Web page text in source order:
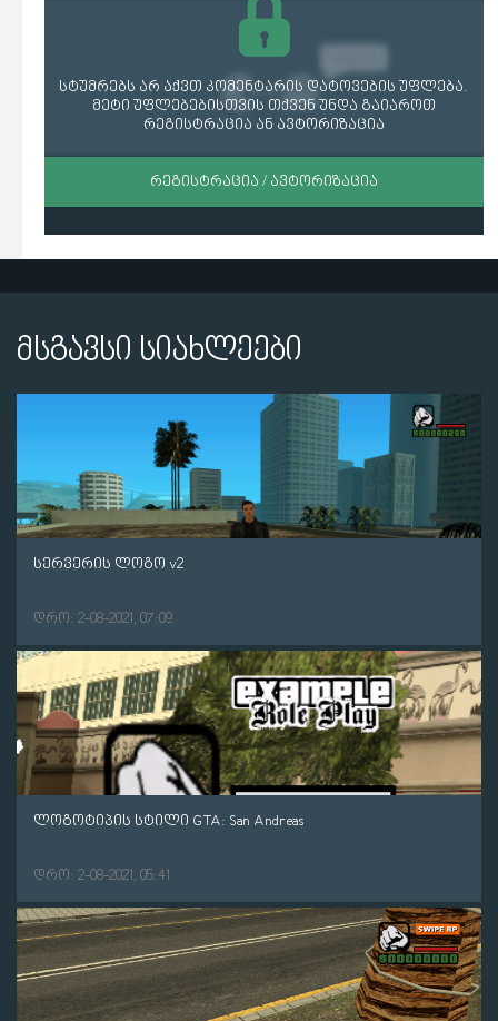
სტუმრებს არ აქვთ კომენტარის დატოვების უფლება.
მეტი უფლებებისთვის თქვენ უნდა გაიაროთ
რეგისტრაცია ან ავტორიზაცია
ᲠᲔᲒᲘᲡᲢᲠᲐᲪᲘᲐ / ᲐᲕᲢᲝᲠᲘᲖᲐᲪᲘᲐ
მსგავსი სიახლეები
სერვერის ლოგო v2
დრო: 2-08-2021, 07:09
ლოგოტიპის სტილი GTA: San Andreas
დრო: 2-08-2021, 05:41